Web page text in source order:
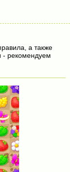
а также
- рекомендуем